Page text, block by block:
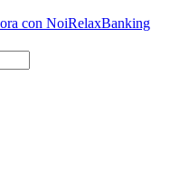
con NoiRelaxBanking